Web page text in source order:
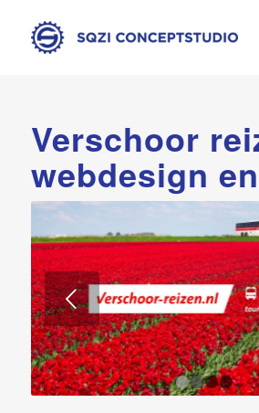
Verschoor
webdesign
Volgende